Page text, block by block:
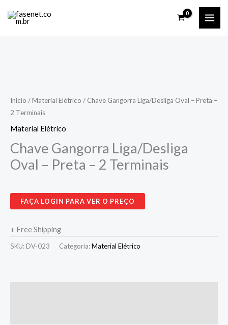
para
Início /Material Elétrico / Chave Gangorra Liga/Desliga Oval – Preta –
2 Terminais
Material Elétrico
Chave Gangorra Liga/Desliga
Oval – Preta – 2 Terminais
FAÇA LOGIN PARA VER O PREÇO
+ Free Shipping
SKU: DV-023 Categoria:Material Elétrico